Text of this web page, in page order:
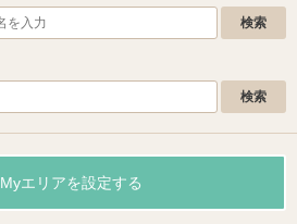
Myエリアを設定する